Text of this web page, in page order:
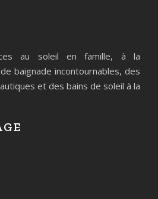
au soleil en famille, à la
baignade incontournables, des
et des bains de soleil à la